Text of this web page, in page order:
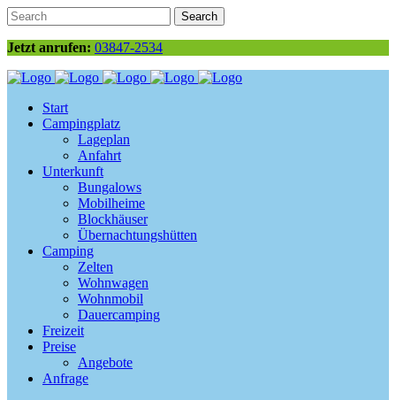
Jetzt anrufen: 03847-2534
Start
Campingplatz
Lageplan
Anfahrt
Unterkunft
Bungalows
Mobilheime
Blockhäuser
Übernachtungshütten
Camping
Zelten
Wohnwagen
Wohnmobil
Dauercamping
Freizeit
Preise
Angebote
Anfrage